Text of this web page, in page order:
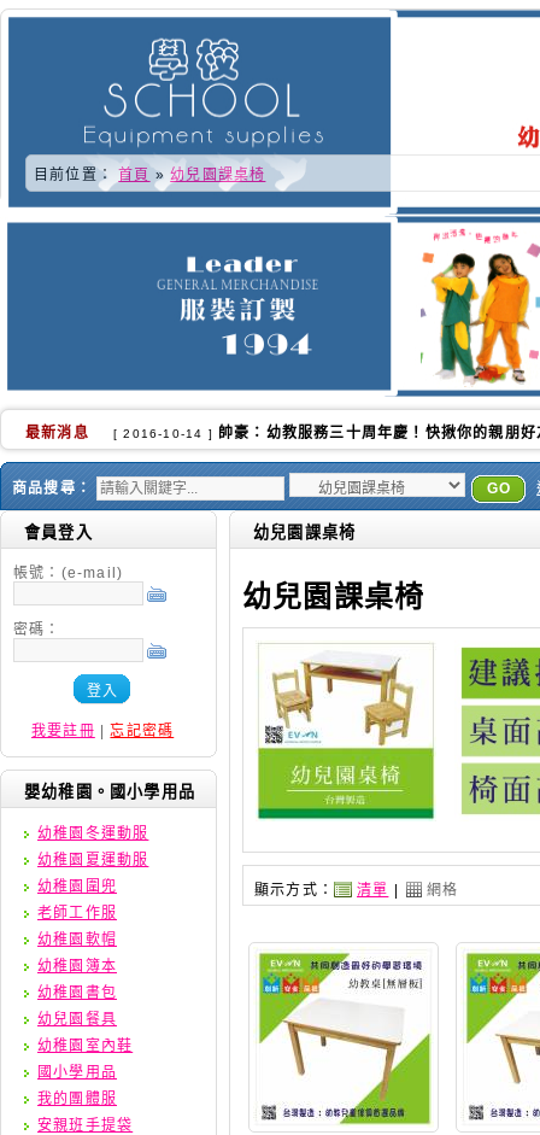
目前位置： 首頁 »幼兒園課桌椅
最新消息 [ 2016-10-02 ] 又快到了學校換季的時侯.更感謝各位好朋友
商品搜尋： GO
會員登入
帳號：(e-mail)
密碼：
登入
我要註冊 |忘記密碼
嬰幼稚園。國小學用品
幼稚園冬運動服
幼稚園夏運動服
幼稚園圍兜
老師工作服
幼稚園軟帽
幼稚園簿本
幼稚園書包
幼兒園餐具
幼稚園室內鞋
國小學用品
我的團體服
安親班手提袋
幼兒園課桌椅
幼兒園課桌椅
顯示方式： 清單 網格